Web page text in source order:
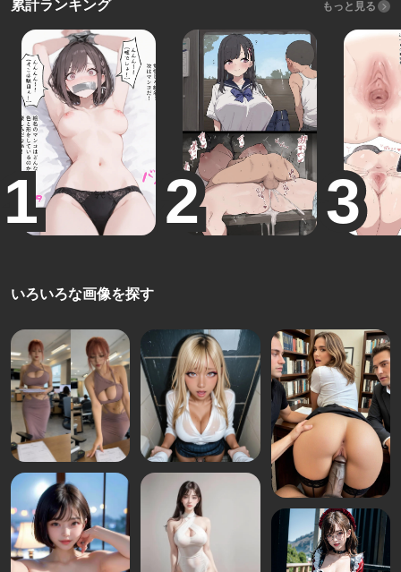
累計ランキング もっと見る
いろいろな画像を探す